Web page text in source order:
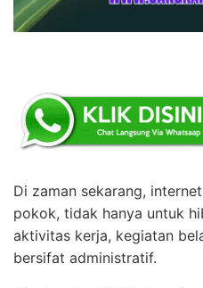
Di zaman sekarang,
pokok, tidak hanya untuk
aktivitas kerja, kegiatan
bersifat administratif.